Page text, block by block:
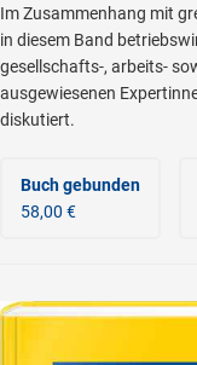
Im Zusammenhang mit
in diesem Band
gesellschafts-, arbeits-
ausgewiesenen
diskutiert.
Buch gebunden
58,00 €